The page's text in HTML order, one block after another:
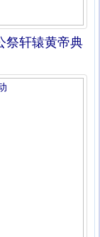
祭轩辕黄帝典